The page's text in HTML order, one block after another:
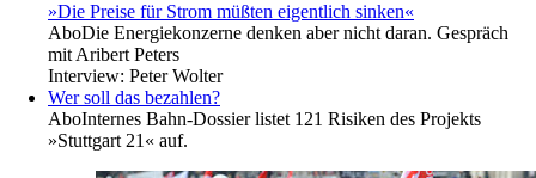
»Die Preise für Strom müßten eigentlich sinken«
AboDie Energiekonzerne denken aber nicht daran. Gespräch
mit Aribert Peters
Interview: Peter Wolter
Wer soll das bezahlen?
AboInternes Bahn-Dossier listet 121 Risiken des Projekts
»Stuttgart 21« auf.